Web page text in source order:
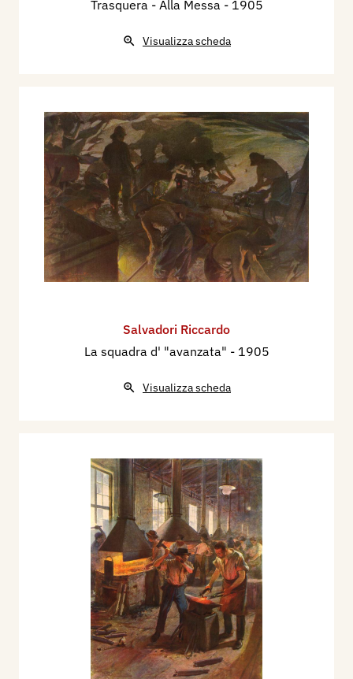
Trasquera - Alla Messa - 1905
Visualizza scheda
Salvadori Riccardo
La squadra d' "avanzata" - 1905
Visualizza scheda